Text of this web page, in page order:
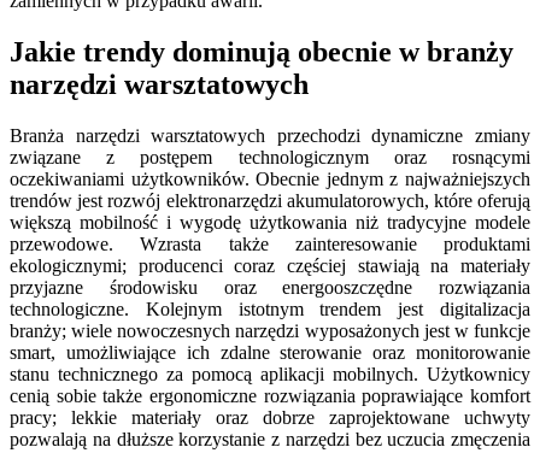
Jakie trendy dominują obecnie w branży
narzędzi warsztatowych
Branża narzędzi warsztatowych przechodzi dynamiczne zmiany
związane z postępem technologicznym oraz rosnącymi
oczekiwaniami użytkowników. Obecnie jednym z najważniejszych
trendów jest rozwój elektronarzędzi akumulatorowych, które oferują
większą mobilność i wygodę użytkowania niż tradycyjne modele
przewodowe. Wzrasta także zainteresowanie produktami
ekologicznymi; producenci coraz częściej stawiają na materiały
przyjazne środowisku oraz energooszczędne rozwiązania
technologiczne. Kolejnym istotnym trendem jest digitalizacja
branży; wiele nowoczesnych narzędzi wyposażonych jest w funkcje
smart, umożliwiające ich zdalne sterowanie oraz monitorowanie
stanu technicznego za pomocą aplikacji mobilnych. Użytkownicy
cenią sobie także ergonomiczne rozwiązania poprawiające komfort
pracy; lekkie materiały oraz dobrze zaprojektowane uchwyty
pozwalają na dłuższe korzystanie z narzędzi bez uczucia zmęczenia